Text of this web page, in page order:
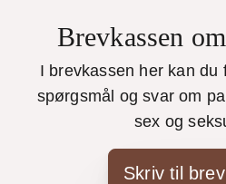
Brevkassen
I brevkassen her kan du
spørgsmål og svar om
sex og
Skriv til